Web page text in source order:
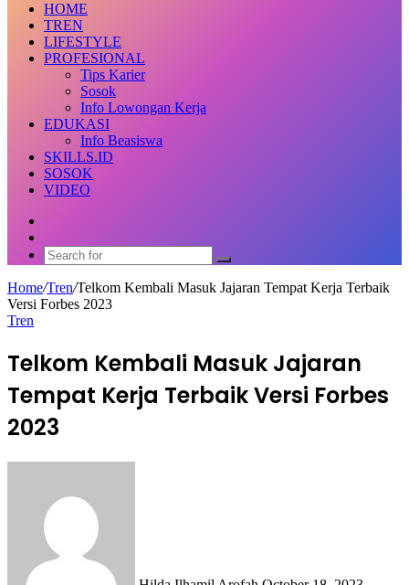
HOME
TREN
LIFESTYLE
PROFESIONAL
Tips Karier
Sosok
Info Lowongan Kerja
EDUKASI
Info Beasiswa
SKILLS.ID
SOSOK
VIDEO
skin
Search
for
Home/Tren/Telkom Kembali Masuk Jajaran Tempat Kerja Terbaik
Versi Forbes 2023
Tren
Telkom Kembali Masuk Jajaran
Tempat Kerja Terbaik Versi Forbes
2023